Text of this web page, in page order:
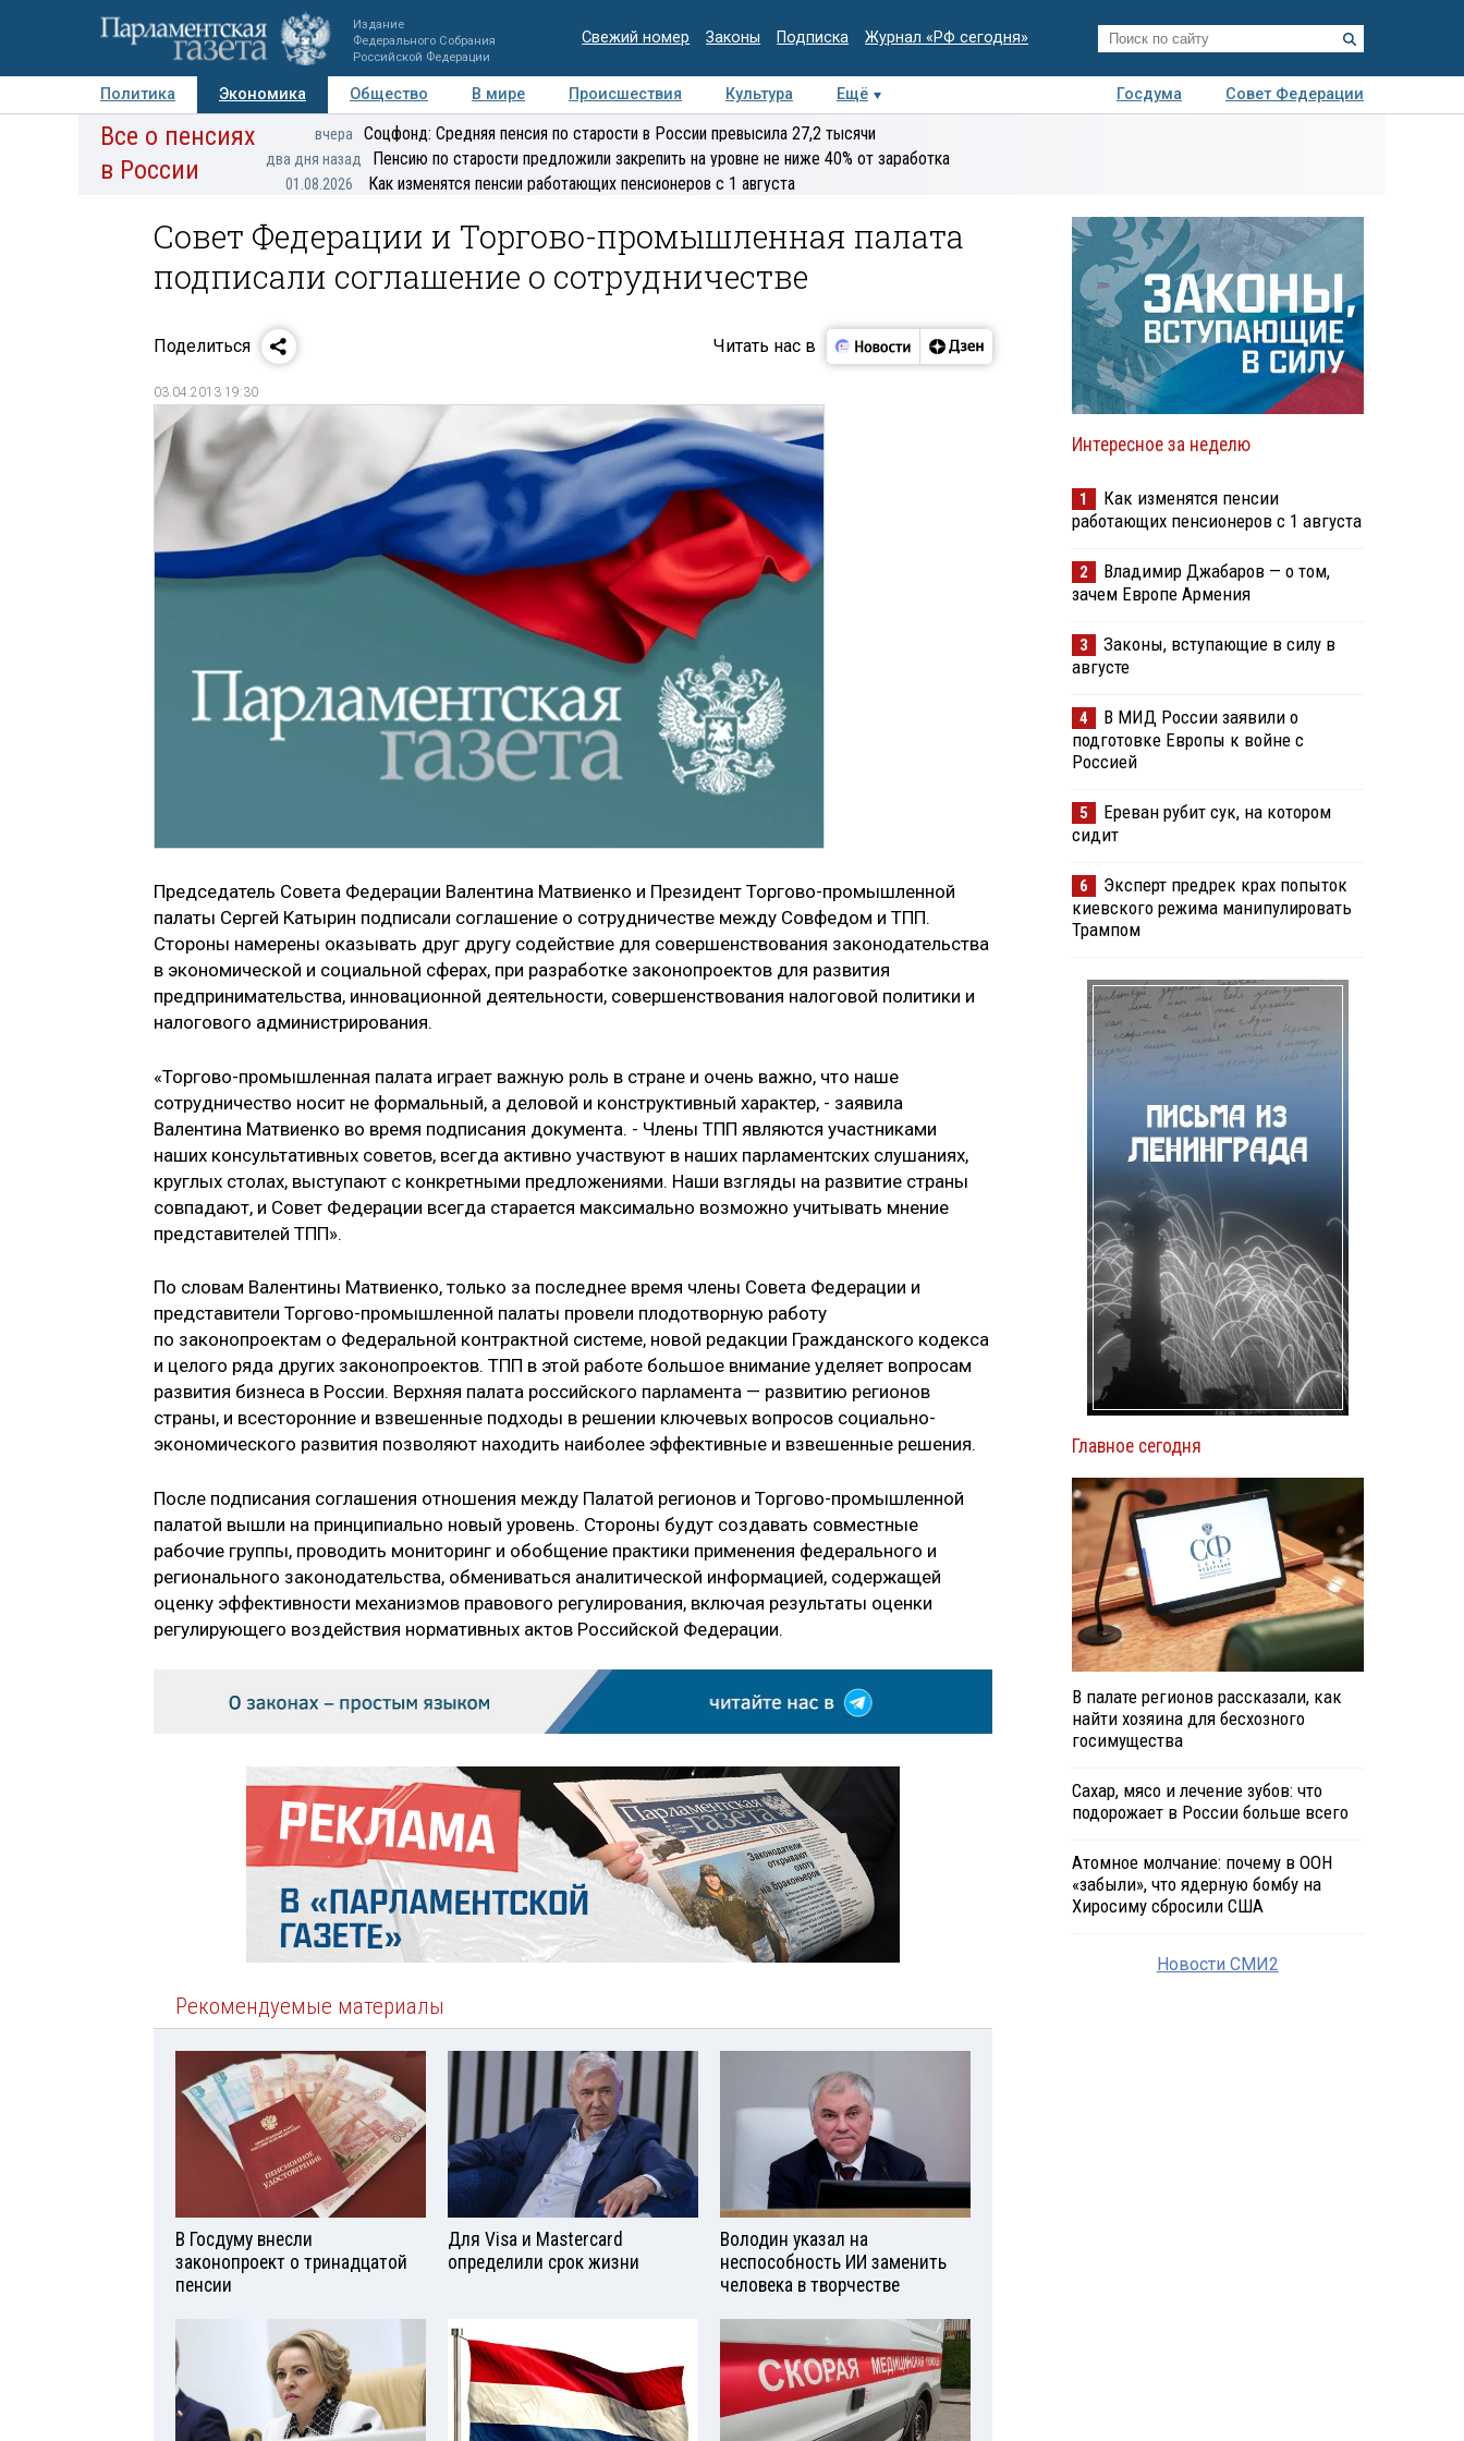
Издание
Федерального Собрания
Российской Федерации
Свежий номер Законы Подписка Журнал «РФ сегодня»
Политика Экономика Общество В мире Происшествия Культура Ещё Госдума
Совет Федерации
Авторы Персоны Мнения Регионы Медиацентр Интервью Колумнисты
экспертиза
Все о пенсиях
в России
вчера Соцфонд: Средняя пенсия по старости в России превысила 27,2 тысячи
два дня назад Пенсию по старости предложили закрепить на уровне не ниже 40% от заработка
01.08.2026 Как изменятся пенсии работающих пенсионеров с 1 августа
Совет Федерации и Торгово-промышленная палата
подписали соглашение о сотрудничестве
Поделиться Читать нас в
03.04.2013 19:30
Председатель Совета Федерации Валентина Матвиенко и Президент Торгово-промышленной
палаты Сергей Катырин подписали соглашение о сотрудничестве между Совфедом и ТПП.
Стороны намерены оказывать друг другу содействие для совершенствования законодательства
в экономической и социальной сферах, при разработке законопроектов для развития
предпринимательства, инновационной деятельности, совершенствования налоговой политики и
налогового администрирования.
«Торгово-промышленная палата играет важную роль в стране и очень важно, что наше
сотрудничество носит не формальный, а деловой и конструктивный характер, - заявила
Валентина Матвиенко во время подписания документа. - Члены ТПП являются участниками
наших консультативных советов, всегда активно участвуют в наших парламентских слушаниях,
круглых столах, выступают с конкретными предложениями. Наши взгляды на развитие страны
совпадают, и Совет Федерации всегда старается максимально возможно учитывать мнение
представителей ТПП».
По словам Валентины Матвиенко, только за последнее время члены Совета Федерации и
представители Торгово-промышленной палаты провели плодотворную работу
по законопроектам о Федеральной контрактной системе, новой редакции Гражданского кодекса
и целого ряда других законопроектов. ТПП в этой работе большое внимание уделяет вопросам
развития бизнеса в России. Верхняя палата российского парламента — развитию регионов
страны, и всесторонние и взвешенные подходы в решении ключевых вопросов социально-
экономического развития позволяют находить наиболее эффективные и взвешенные решения.
После подписания соглашения отношения между Палатой регионов и Торгово-промышленной
палатой вышли на принципиально новый уровень. Стороны будут создавать совместные
рабочие группы, проводить мониторинг и обобщение практики применения федерального и
регионального законодательства, обмениваться аналитической информацией, содержащей
оценку эффективности механизмов правового регулирования, включая результаты оценки
регулирующего воздействия нормативных актов Российской Федерации.
Рекомендуемые материалы
В Госдуму внесли
законопроект о тринадцатой
пенсии
Для Visа и Mastercard
определили срок жизни
Володин указал на
неспособность ИИ заменить
человека в творчестве
Интересное за неделю
1
Как изменятся пенсии
работающих пенсионеров с 1 августа
2
Владимир Джабаров — о том,
зачем Европе Армения
3
Законы, вступающие в силу в
августе
4
В МИД России заявили о
подготовке Европы к войне с
Россией
5
Ереван рубит сук, на котором
сидит
6
Эксперт предрек крах попыток
киевского режима манипулировать
Трампом
Главное сегодня
В палате регионов рассказали, как
найти хозяина для бесхозного
госимущества
Сахар, мясо и лечение зубов: что
подорожает в России больше всего
Атомное молчание: почему в ООН
«забыли», что ядерную бомбу на
Хиросиму сбросили США
Новости СМИ2